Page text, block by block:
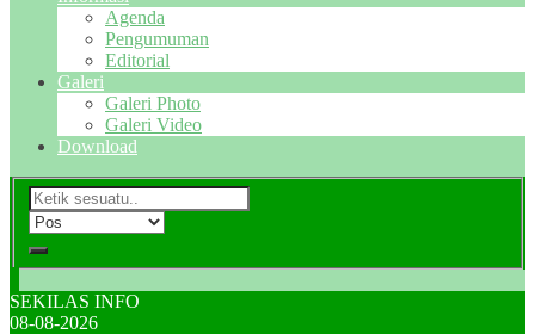
Agenda
Pengumuman
Editorial
Galeri
Galeri Photo
Galeri Video
Download
SEKILAS INFO
08-08-2026